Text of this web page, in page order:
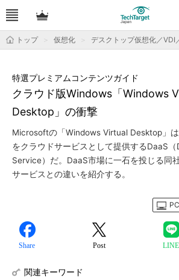
トップ 仮想化 デスクトップ仮想化／VDI
クラウド版Windows「Windows
Desktop」の衝撃
特選プレミアムコンテンツガイド
Microsoftの「Windows Virtual Desktop」
をクラウドサービスとして提供するDaaS
Service）だ。DaaS市場に一石を投じる同
サービスとの違いを紹介する。
Share Post LINE
関連キーワード